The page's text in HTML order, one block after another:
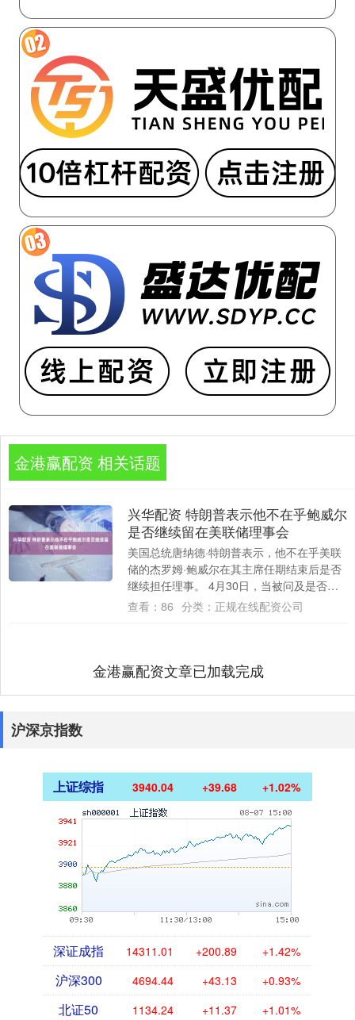
金港赢配资 相关话题
兴华配资 特朗普表示他不在乎鲍威尔
是否继续留在美联储理事会
美国总统唐纳德·特朗普表示，他不在乎美联
储的杰罗姆·鲍威尔在其主席任期结束后是否
继续担任理事。 4月30日，当被问及是否准
备就这位美联储主席决定继续留在理事会
查看： 86 分类： 正规在线配资公司
金港赢配资文章已加载完成
沪深京指数
上证综指 3940.04 +39.68 +1.02%
深证成指 14311.01 +200.89 +1.42%
沪深300 4694.44 +43.13 +0.93%
北证50 1134.24 +11.37 +1.01%